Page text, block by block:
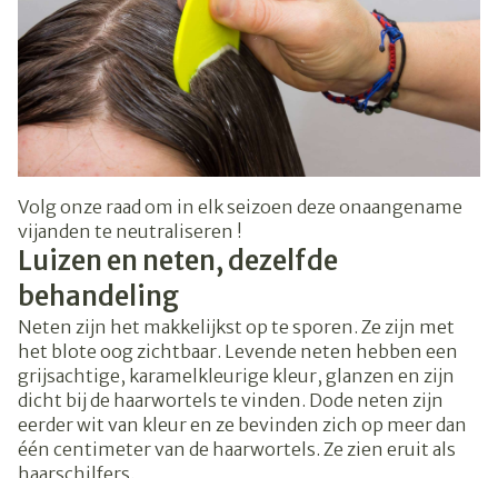
Volg onze raad om in elk seizoen deze onaangename
vijanden te neutraliseren !
Luizen en neten, dezelfde
behandeling
Neten zijn het makkelijkst op te sporen. Ze zijn met
het blote oog zichtbaar. Levende neten hebben een
grijsachtige, karamelkleurige kleur, glanzen en zijn
dicht bij de haarwortels te vinden. Dode neten zijn
eerder wit van kleur en ze bevinden zich op meer dan
één centimeter van de haarwortels. Ze zien eruit als
haarschilfers.